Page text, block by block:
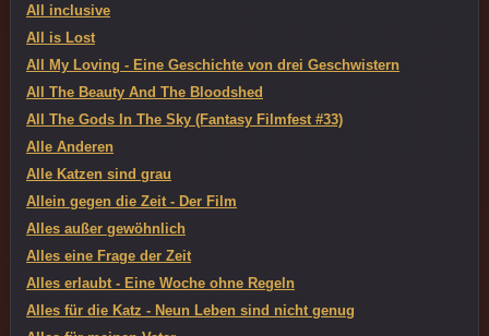
All inclusive
All is Lost
All My Loving - Eine Geschichte von drei Geschwistern
All The Beauty And The Bloodshed
All The Gods In The Sky (Fantasy Filmfest #33)
Alle Anderen
Alle Katzen sind grau
Allein gegen die Zeit - Der Film
Alles außer gewöhnlich
Alles eine Frage der Zeit
Alles erlaubt - Eine Woche ohne Regeln
Alles für die Katz - Neun Leben sind nicht genug